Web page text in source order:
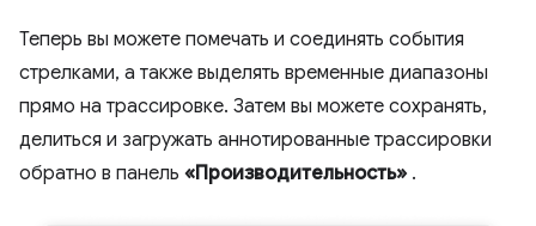
Теперь вы можете помечать и соединять события
стрелками, а также выделять временные диапазоны
прямо на трассировке. Затем вы можете сохранять,
делиться и загружать аннотированные трассировки
обратно в панель «Производительность» .